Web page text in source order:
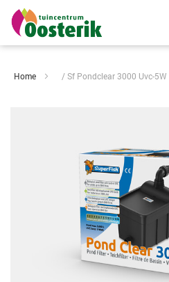
Home Sf Pondclear 3000 Uvc-5W